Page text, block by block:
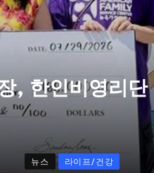
, 한인비영리단
뉴스 라이프/건강